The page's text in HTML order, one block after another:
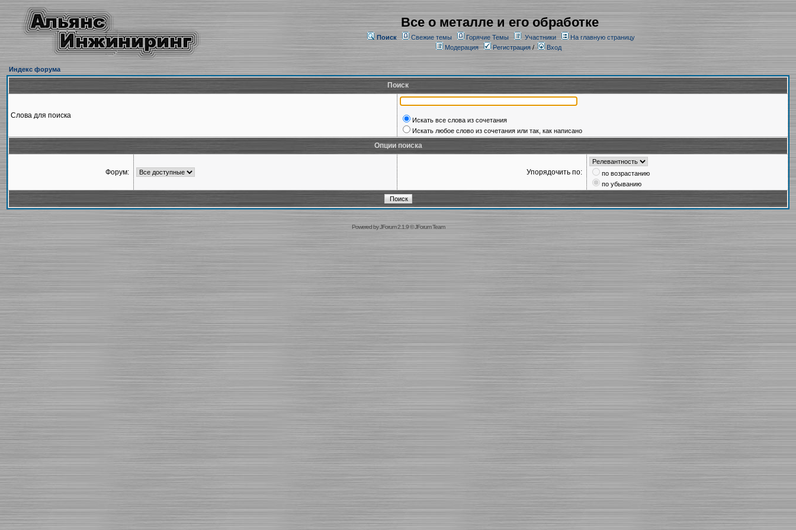
Все о металле и его обработке
Поиск Свежие темы Горячие Темы Участники
На главную страницу
Модерация
Регистрация/ Вход
Индекс форума
Поиск
Слова для поиска
Искать все слова из сочетания
Искать любое слово из сочетания или так, как написано
Опции поиска
Форум: Упорядочить по:
по возрастанию
по убыванию
Powered byJForum 2.1.9©JForum Team